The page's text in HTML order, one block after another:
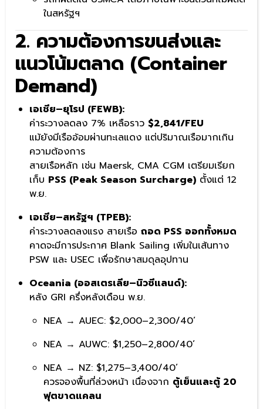
ในสหรัฐฯ
2. ความต้องการขนส่งและ
แนวโน้มตลาด (Container
Demand)
เอเชีย–ยุโรป (FEWB):
ค่าระวางลดลง 7% เหลือราว $2,841/FEU
แม้ยังมีเรืออ้อมผ่านทะเลแดง แต่ปริมาณเรือมากเกิน
ความต้องการ
สายเรือหลัก เช่น Maersk, CMA CGM เตรียมเรียก
เก็บ PSS (Peak Season Surcharge) ตั้งแต่ 12
พ.ย.
เอเชีย–สหรัฐฯ (TPEB):
ค่าระวางลดลงแรง สายเรือ ถอด PSS ออกทั้งหมด
คาดจะมีการประกาศ Blank Sailing เพิ่มในเส้นทาง
PSW และ USEC เพื่อรักษาสมดุลอุปทาน
Oceania (ออสเตรเลีย–นิวซีแลนด์):
หลัง GRI ครึ่งหลังเดือน พ.ย.
NEA → AUEC: $2,000–2,300/40’
NEA → AUWC: $1,250–2,800/40’
NEA → NZ: $1,275–3,400/40’
ควรจองพื้นที่ล่วงหน้า เนื่องจาก ตู้เย็นและตู้ 20
ฟุตขาดแคลน